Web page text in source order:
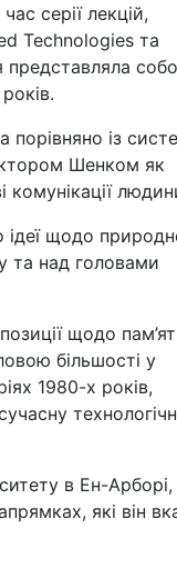
серії лекцій,
Technologies та
представляла
порівняно із
Шенком як
ідеї щодо
та над головами
щодо
більшості у
1980-х років,
в Ен-
які він